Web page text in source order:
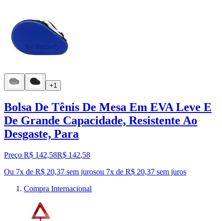
+1
Bolsa De Tênis De Mesa Em EVA Leve E
De Grande Capacidade, Resistente Ao
Desgaste, Para
Preço R$ 142,58R$ 142,58
Ou 7x de R$ 20,37 sem jurosou 7x de R$ 20,37 sem juros
Compra Internacional